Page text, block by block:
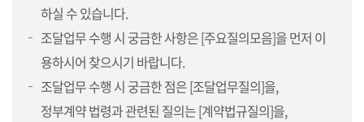
방
하실 수 있습니다.
조달업무 수행 시 궁금한 사항은 [주요질의모음]을 먼저 이
용하시어 찾으시기 바랍니다.
조달업무 수행 시 궁금한 점은 [조달업무질의]을,
정부계약 법령과 관련된 질의는 [계약법규질의]을,